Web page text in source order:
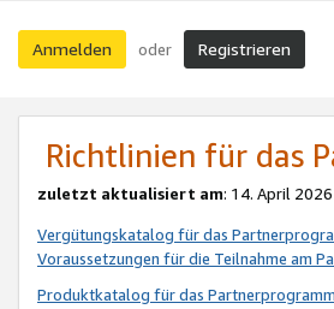
Anmelden oder Registrieren
Richtlinien für das
zuletzt aktualisiert am: 14. April
Vergütungskatalog für das
Voraussetzungen für die Teilnahme am
Produktkatalog für das Partnerprogramm